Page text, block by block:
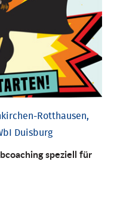
Rotthausen,
Duisburg
speziell für